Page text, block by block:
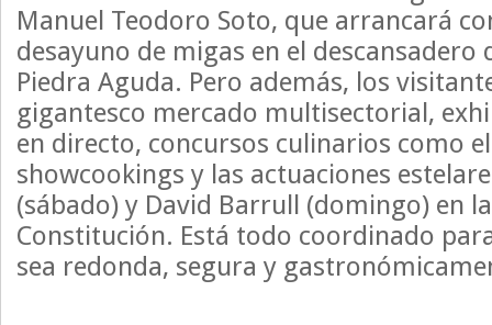
Manuel Teodoro Soto, que arrancará
desayuno de migas en el descansadero
Piedra Aguda. Pero además, los
gigantesco mercado multisectorial,
en directo, concursos culinarios como
showcookings y las actuaciones
(sábado) y David Barrull (domingo) en
Constitución. Está todo coordinado
sea redonda, segura y